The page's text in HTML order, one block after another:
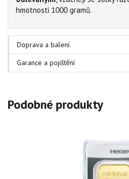
hmotnosti 1000 gramů.
Doprava a balení
Garance a pojištění
Podobné produkty